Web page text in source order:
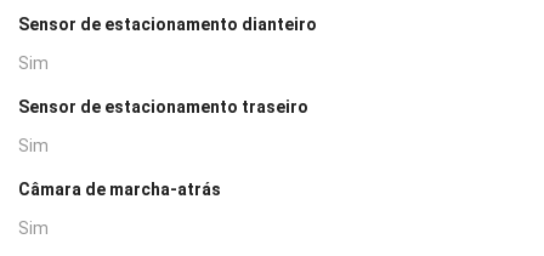
Sensor de estacionamento dianteiro
Sim
Sensor de estacionamento traseiro
Sim
Câmara de marcha-atrás
Sim